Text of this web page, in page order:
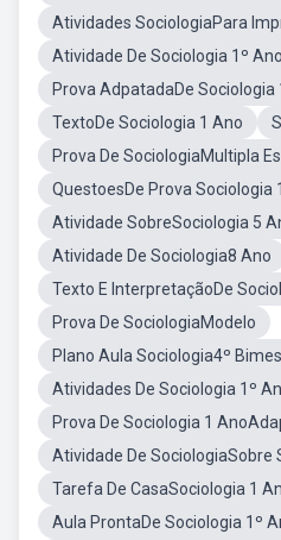
Atividades SociologiaPara
Atividade De Sociologia 1º
Prova AdpatadaDe Sociologia
TextoDe Sociologia 1 Ano
Prova De SociologiaMultipla
QuestoesDe Prova Sociologia
Atividade SobreSociologia 5
Atividade De Sociologia8 Ano
Texto E InterpretaçãoDe
Prova De SociologiaModelo
Plano Aula Sociologia4º
Atividades De Sociologia 1º
Prova De Sociologia 1
Atividade De SociologiaSobre
Tarefa De CasaSociologia 1
Aula ProntaDe Sociologia 1º